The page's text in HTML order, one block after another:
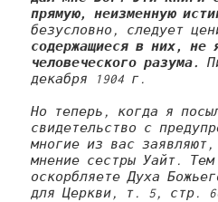
прямую, неизменную
безусловно, следует
содержащиеся в них, не
человеческого разума.
декабря 1904 г.
Но теперь, когда я
свидетельство с
многие из вас
мнение сестры Уайт.
оскорбляете Духа
для Церкви, т. 5, стр.